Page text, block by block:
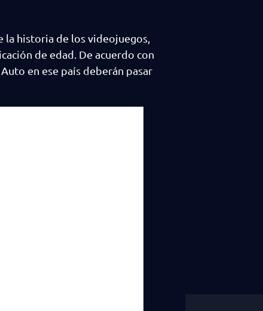
historia de los videojuegos,
de edad. De acuerdo con
en ese país deberán pasar